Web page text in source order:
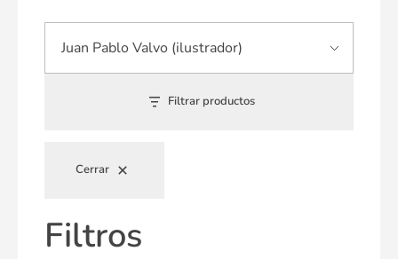
Filtrar productos
Cerrar
Filtros